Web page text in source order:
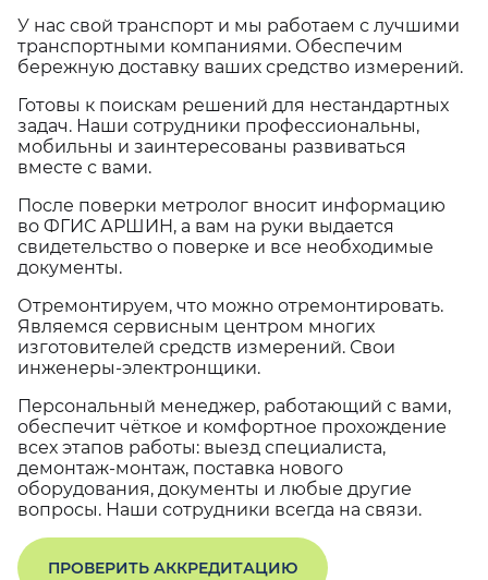
У нас свой транспорт и мы работаем с лучшими
транспортными компаниями. Обеспечим
бережную доставку ваших средство измерений.
Готовы к поискам решений для нестандартных
задач. Наши сотрудники профессиональны,
мобильны и заинтересованы развиваться
вместе с вами.
После поверки метролог вносит информацию
во ФГИС АРШИН, а вам на руки выдается
свидетельство о поверке и все необходимые
документы.
Отремонтируем, что можно отремонтировать.
Являемся сервисным центром многих
изготовителей средств измерений. Свои
инженеры-электронщики.
Персональный менеджер, работающий с вами,
обеспечит чёткое и комфортное прохождение
всех этапов работы: выезд специалиста,
демонтаж-монтаж, поставка нового
оборудования, документы и любые другие
вопросы. Наши сотрудники всегда на связи.
ПРОВЕРИТЬ АККРЕДИТАЦИЮ